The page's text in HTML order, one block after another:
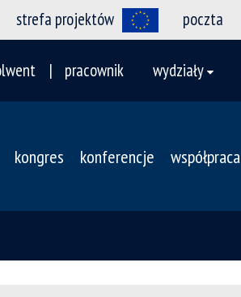
strefa projektów poczta
pracownik wydziały
kongres konferencje współpraca